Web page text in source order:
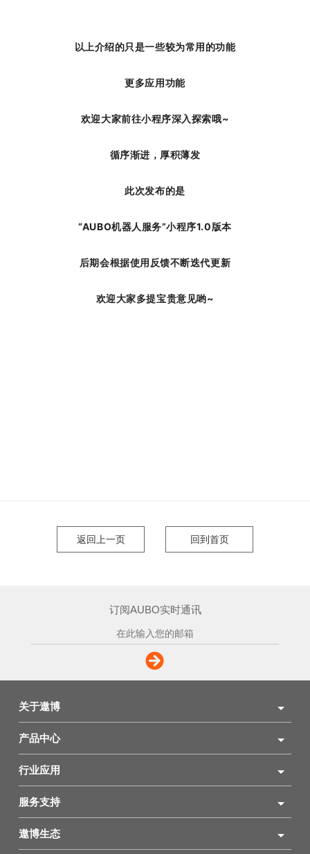
以上介绍的只是一些较为常用的功能
更多应用功能
欢迎大家前往小程序深入探索哦~
循序渐进，厚积薄发
此次发布的是
“AUBO机器人服务”小程序1.0版本
后期会根据使用反馈不断迭代更新
欢迎大家多提宝贵意见哟~
返回上一页 回到首页
订阅AUBO实时通讯
关于遨博
产品中心
行业应用
服务支持
遨博生态